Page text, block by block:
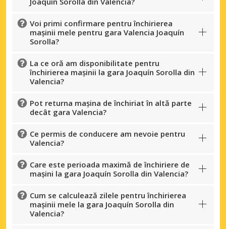
Voi primi confirmare pentru închirierea
mașinii mele pentru gara Valencia Joaquín
Sorolla?
La ce oră am disponibilitate pentru
închirierea mașinii la gara Joaquín Sorolla din
Valencia?
Pot returna mașina de închiriat în altă parte
decât gara Valencia?
Ce permis de conducere am nevoie pentru
Valencia?
Care este perioada maximă de închiriere de
mașini la gara Joaquín Sorolla din Valencia?
Cum se calculează zilele pentru închirierea
mașinii mele la gara Joaquín Sorolla din
Valencia?